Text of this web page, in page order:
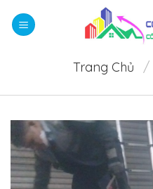
qua
Trang Chủ /